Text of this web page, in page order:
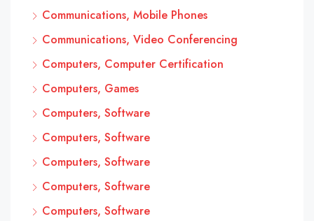
Communications, Mobile Phones
Communications, Video Conferencing
Computers, Computer Certification
Computers, Games
Computers, Software
Computers, Software
Computers, Software
Computers, Software
Computers, Software